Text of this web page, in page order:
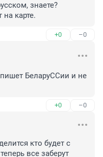
знаете?
на карте.
+0 –0
БеларуССии и не
+0 –0
кто будет с
все заберут